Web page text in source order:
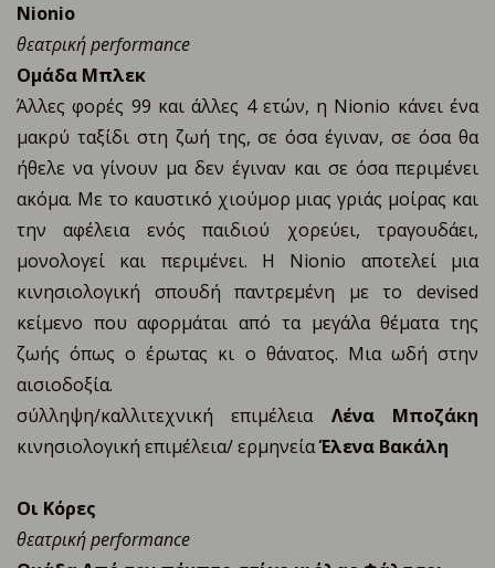
Nionio
θεατρική performance
Ομάδα Μπλεκ
Άλλες φορές 99 και άλλες 4 ετών, η Nionio κάνει ένα
μακρύ ταξίδι στη ζωή της, σε όσα έγιναν, σε όσα θα
ήθελε να γίνουν μα δεν έγιναν και σε όσα περιμένει
ακόμα. Με το καυστικό χιούμορ μιας γριάς μοίρας και
την αφέλεια ενός παιδιού χορεύει, τραγουδάει,
μονολογεί και περιμένει. Η Nionio αποτελεί μια
κινησιολογική σπουδή παντρεμένη με το devised
κείμενο που αφορμάται από τα μεγάλα θέματα της
ζωής όπως ο έρωτας κι ο θάνατος. Μια ωδή στην
αισιοδοξία.
σύλληψη/καλλιτεχνική επιμέλεια Λένα Μποζάκη
κινησιολογική επιμέλεια/ ερμηνείαΈλενα Βακάλη
Οι Κόρες
θεατρική performance